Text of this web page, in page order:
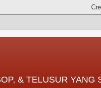
& TELUSUR YANG